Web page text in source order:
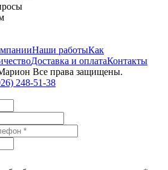
Наши работыКак
Доставка и оплатаКонтакты
Все права защищены.
248-51-38